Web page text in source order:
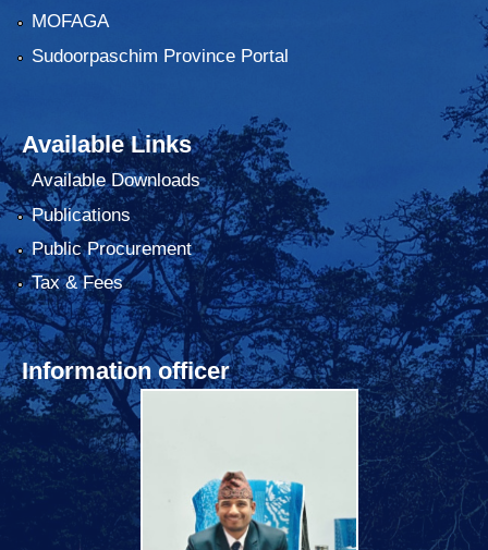
MOFAGA
Sudoorpaschim Province Portal
Available Links
Available Downloads
Publications
Public Procurement
Tax & Fees
Information officer